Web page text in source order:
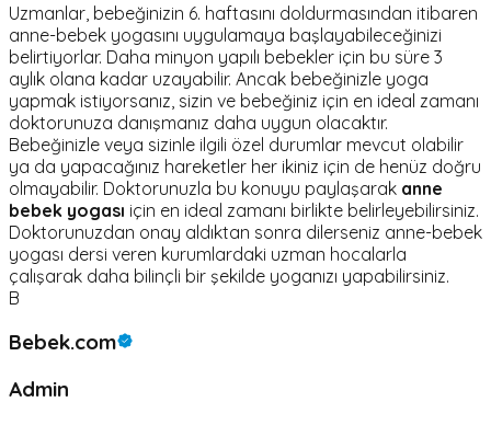
Uzmanlar, bebeğinizin 6. haftasını doldurmasından itibaren
anne-bebek yogasını uygulamaya başlayabileceğinizi
belirtiyorlar. Daha minyon yapılı bebekler için bu süre 3
aylık olana kadar uzayabilir. Ancak bebeğinizle yoga
yapmak istiyorsanız, sizin ve bebeğiniz için en ideal zamanı
doktorunuza danışmanız daha uygun olacaktır.
Bebeğinizle veya sizinle ilgili özel durumlar mevcut olabilir
ya da yapacağınız hareketler her ikiniz için de henüz doğru
olmayabilir. Doktorunuzla bu konuyu paylaşarak anne
bebek yogası için en ideal zamanı birlikte belirleyebilirsiniz.
Doktorunuzdan onay aldıktan sonra dilerseniz anne-bebek
yogası dersi veren kurumlardaki uzman hocalarla
çalışarak daha bilinçli bir şekilde yoganızı yapabilirsiniz.
B
Bebek.com
Admin